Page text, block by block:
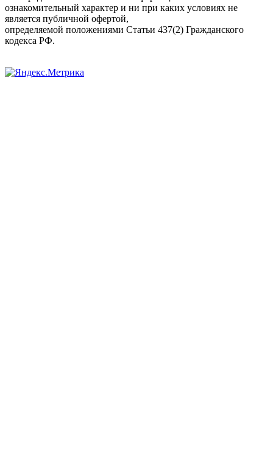
ознакомительный характер и ни при каких условиях не
является публичной офертой,
определяемой положениями Статьи 437(2) Гражданского
кодекса РФ.